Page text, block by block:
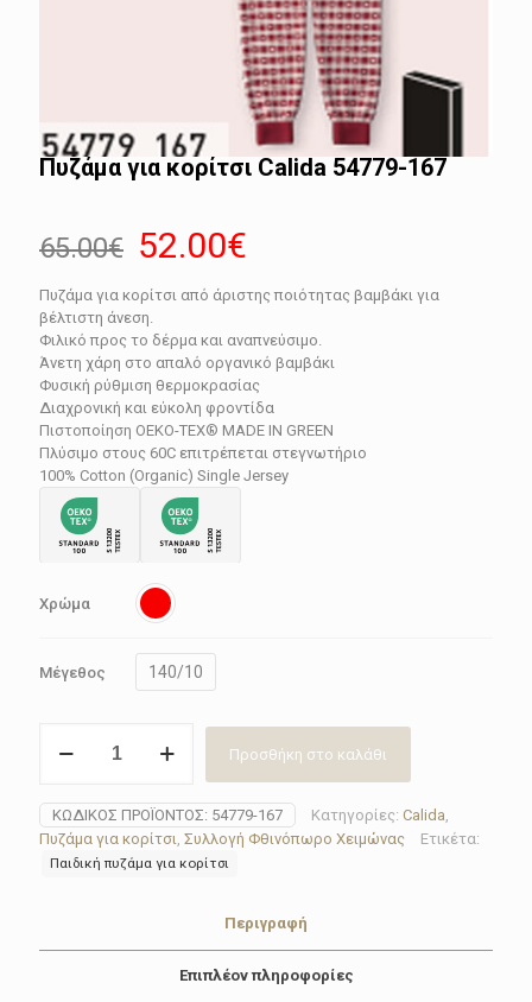
Πυζάμα για κορίτσι Calida 54779-167
65.00€ Original
price
was:
65.00€.
52.00€
τρέχουσα
τιμή
είναι:
52.00€.
Πυζάμα για κορίτσι από άριστης ποιότητας βαμβάκι για
βέλτιστη άνεση.
Φιλικό προς το δέρμα και αναπνεύσιμο.
Άνετη χάρη στο απαλό οργανικό βαμβάκι
Φυσική ρύθμιση θερμοκρασίας
Διαχρονική και εύκολη φροντίδα
Πιστοποίηση OEKO-TEX® MADE IN GREEN
Πλύσιμο στους 60C επιτρέπεται στεγνωτήριο
100% Cotton (Organic) Single Jersey
Χρώμα
Μέγεθος 140/10
για
Calida
54779-
167
ποσότητα
Προσθήκη στο καλάθι
ΚΩΔΙΚΌΣ ΠΡΟΪΌΝΤΟΣ: 54779-167 Κατηγορίες: Calida,
Πυζάμα για κορίτσι, Συλλογή Φθινόπωρο Χειμώνας Ετικέτα:
Παιδική πυζάμα για κορίτσι
Περιγραφή
Επιπλέον πληροφορίες